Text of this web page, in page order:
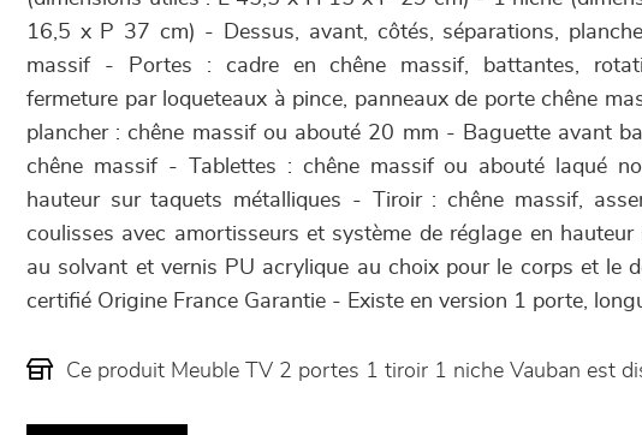
16,5 x P 37 cm) - Dessus, avant, côtés, séparations,
massif - Portes : cadre en chêne massif, battantes,
fermeture par loqueteaux à pince, panneaux de porte chêne
plancher : chêne massif ou abouté 20 mm - Baguette avant
chêne massif - Tablettes : chêne massif ou abouté laqué
hauteur sur taquets métalliques - Tiroir : chêne massif,
coulisses avec amortisseurs et système de réglage en
au solvant et vernis PU acrylique au choix pour le corps et le
certifié Origine France Garantie - Existe en version 1 porte,
Ce produit Meuble TV 2 portes 1 tiroir 1 niche Vauban est